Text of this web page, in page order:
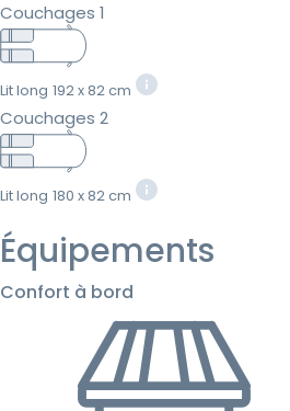
Couchages 1
Lit long 192 x 82 cm
Couchages 2
Lit long 180 x 82 cm
Équipements
Confort à bord